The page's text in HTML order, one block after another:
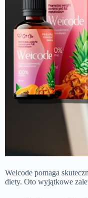
Weicode pomaga
diety. Oto wyjątkowe